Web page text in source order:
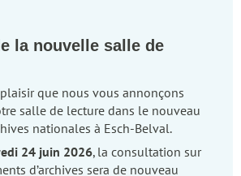
la nouvelle salle de
plaisir que nous vous annonçons
salle de lecture dans le nouveau
nationales à Esch-Belval.
24 juin 2026, la consultation sur
d’archives sera de nouveau